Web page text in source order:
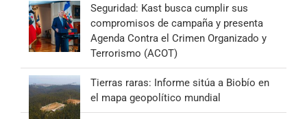
Seguridad: Kast busca cumplir sus
compromisos de campaña y presenta
Agenda Contra el Crimen Organizado y
Terrorismo (ACOT)
Tierras raras: Informe sitúa a Biobío en
el mapa geopolítico mundial